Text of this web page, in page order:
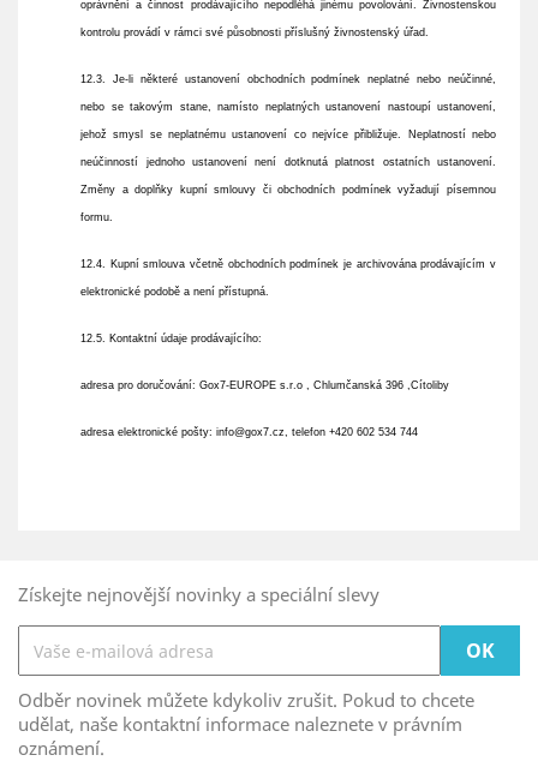
oprávnění a činnost prodávajícího nepodléhá jinému povolování. Živnostenskou
kontrolu provádí v rámci své působnosti příslušný živnostenský úřad.
12.3. Je-li některé ustanovení obchodních podmínek neplatné nebo neúčinné,
nebo se takovým stane, namísto neplatných ustanovení nastoupí ustanovení,
jehož smysl se neplatnému ustanovení co nejvíce přibližuje. Neplatností nebo
neúčinností jednoho ustanovení není dotknutá platnost ostatních ustanovení.
Změny a doplňky kupní smlouvy či obchodních podmínek vyžadují písemnou
formu.
12.4. Kupní smlouva včetně obchodních podmínek je archivována prodávajícím v
elektronické podobě a není přístupná.
12.5. Kontaktní údaje prodávajícího:
adresa pro doručování: Gox7-EUROPE s.r.o , Chlumčanská 396 ,Cítoliby
adresa elektronické pošty:info@gox7.cz, telefon +420602 534 744
Získejte nejnovější novinky a speciální slevy
Odběr novinek můžete kdykoliv zrušit. Pokud to chcete
udělat, naše kontaktní informace naleznete v právním
oznámení.